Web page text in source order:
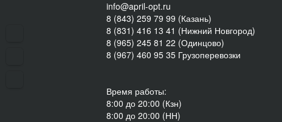
info@april-opt.ru
8 (843) 259 79 99 (Казань)
8 (831) 416 13 41 (Нижний Новгород)
8 (965) 245 81 22 (Одинцово)
8 (967) 460 95 35 Грузоперевозки
Время работы:
8:00 до 20:00 (Кзн)
8:00 до 20:00 (НН)